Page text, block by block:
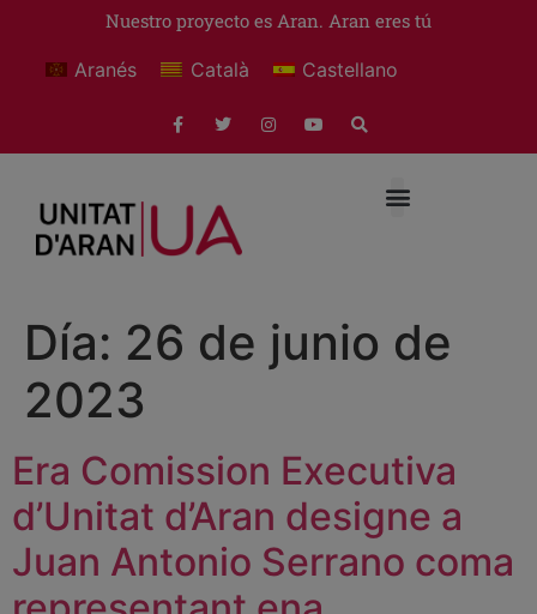
Nuestro proyecto es Aran. Aran eres tú
Aranés Català Castellano
Día: 26 de junio de
2023
Era Comission Executiva
d’Unitat d’Aran designe a
Juan Antonio Serrano coma